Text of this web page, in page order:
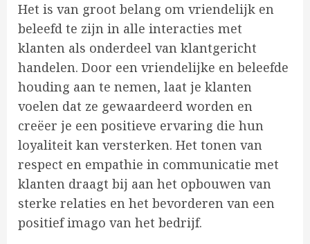
Het is van groot belang om vriendelijk en
beleefd te zijn in alle interacties met
klanten als onderdeel van klantgericht
handelen. Door een vriendelijke en beleefde
houding aan te nemen, laat je klanten
voelen dat ze gewaardeerd worden en
creëer je een positieve ervaring die hun
loyaliteit kan versterken. Het tonen van
respect en empathie in communicatie met
klanten draagt bij aan het opbouwen van
sterke relaties en het bevorderen van een
positief imago van het bedrijf.